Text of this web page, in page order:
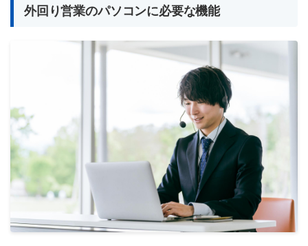
外回り営業のパソコンに必要な機能